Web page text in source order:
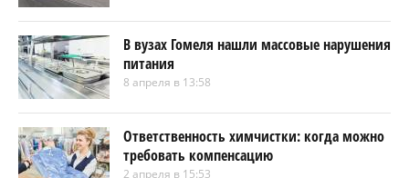
В вузах Гомеля нашли массовые нарушения
питания
8 апреля в 13:58
Ответственность химчистки: когда можно
требовать компенсацию
2 апреля в 15:53